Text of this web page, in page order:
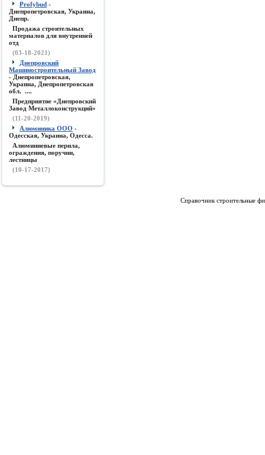
Profybud -
Днепропетровская, Украина,
Днепр.
Продажа строительных
материалов для внутренней
отд
(03-18-2021)
Днепровский
Машиностроительный Завод
- Днепропетровская,
Украина, Днепропетровская
обл. ....
Предприятие «Днепровский
Завод Металлоконструкций»
(11-20-2019)
Алюминика ООО -
Одесская, Украина, Одесса.
Алюминиевые перила,
ограждения, поручни,
лестницы
(10-17-2017)
Справочник строительные